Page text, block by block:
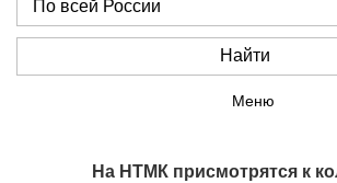
Найти
Меню
На НТМК присмотрятся к